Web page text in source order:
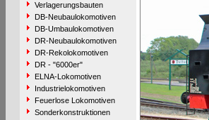
Verlagerungsbauten
DB-Neubaulokomotiven
DB-Umbaulokomotiven
DR-Neubaulokomotiven
DR-Rekolokomotiven
DR - "6000er"
ELNA-Lokomotiven
Industrielokomotiven
Feuerlose Lokomotiven
Sonderkonstruktionen